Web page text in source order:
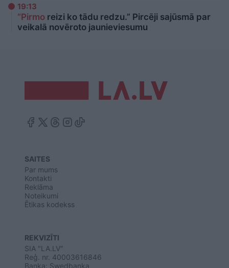
“Pirmo reizi ko tādu redzu.” Pircēji sajūsmā par
veikalā novēroto jaunieviesumu
19:13
SAITES
Par mums
Kontakti
Reklāma
Noteikumi
Ētikas kodekss
REKVIZĪTI
SIA "LA.LV"
Reģ. nr. 40003616846
Banka: Swedbanka